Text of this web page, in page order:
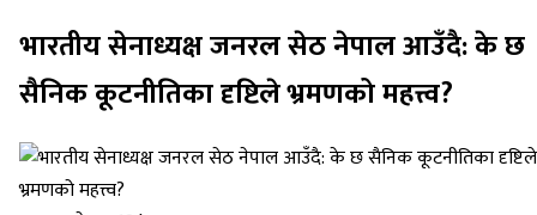
भारतीय सेनाध्यक्ष जनरल सेठ नेपाल आउँदै: के छ
सैनिक कूटनीतिका दृष्टिले भ्रमणको महत्त्व?